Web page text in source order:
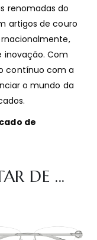
renomadas do
artigos de couro
inovação. Com
contínuo com a
o mundo da
de
DE ...